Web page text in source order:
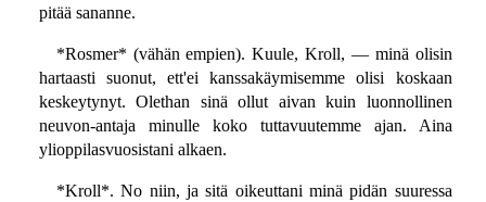
pitää sananne.
*Rosmer* (vähän empien). Kuule, Kroll, — minä olisin
hartaasti suonut, ett'ei kanssakäymisemme olisi koskaan
keskeytynyt. Olethan sinä ollut aivan kuin luonnollinen
neuvon-antaja minulle koko tuttavuutemme ajan. Aina
ylioppilasvuosistani alkaen.
*Kroll*. No niin, ja sitä oikeuttani minä pidän suuressa